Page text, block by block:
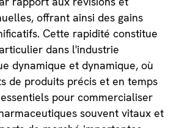
offrant ainsi des gains
Cette rapidité constitue
dans l'industrie
dynamique et dynamique, où
de produits précis et en temps
pour commercialiser
souvent vitaux et